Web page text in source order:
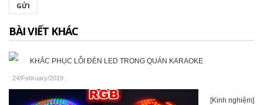
GỬI
BÀI VIẾT KHÁC
KHẮC PHỤC LỖI ĐÈN LED TRONG QUÁN KARAOKE
24/February/2019
[Kinh nghiệm]